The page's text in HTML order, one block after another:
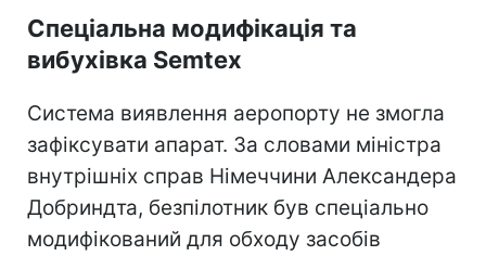
Спеціальна модифікація та
вибухівка Semtex
Система виявлення аеропорту не змогла
зафіксувати апарат. За словами міністра
внутрішніх справ Німеччини Александера
Добриндта, безпілотник був спеціально
модифікований для обходу засобів